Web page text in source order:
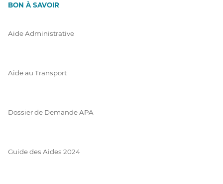
BON À SAVOIR
Aide Administrative
Aide au Transport
Dossier de Demande APA
Guide des Aides 2024